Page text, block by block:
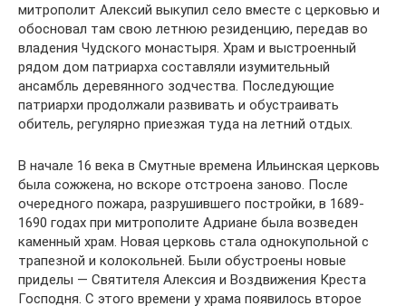
митрополит Алексий выкупил село вместе с церковью и
обосновал там свою летнюю резиденцию, передав во
владения Чудского монастыря. Храм и выстроенный
рядом дом патриарха составляли изумительный
ансамбль деревянного зодчества. Последующие
патриархи продолжали развивать и обустраивать
обитель, регулярно приезжая туда на летний отдых.
В начале 16 века в Смутные времена Ильинская церковь
была сожжена, но вскоре отстроена заново. После
очередного пожара, разрушившего постройки, в 1689-
1690 годах при митрополите Адриане была возведен
каменный храм. Новая церковь стала однокупольной с
трапезной и колокольней. Были обустроены новые
приделы — Святителя Алексия и Воздвижения Креста
Господня. С этого времени у храма появилось второе